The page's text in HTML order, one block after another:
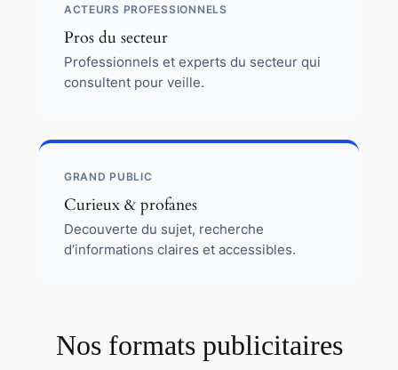
ACTEURS PROFESSIONNELS
Pros du secteur
Professionnels et experts du secteur qui
consultent pour veille.
GRAND PUBLIC
Curieux & profanes
Decouverte du sujet, recherche
d’informations claires et accessibles.
Nos formats publicitaires